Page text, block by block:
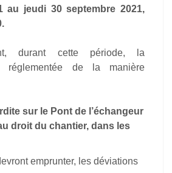
au jeudi 30 septembre 2021,
durant cette période, la
réglementée de la manière
sur le Pont de l’échangeur
droit du chantier, dans les
emprunter, les déviations